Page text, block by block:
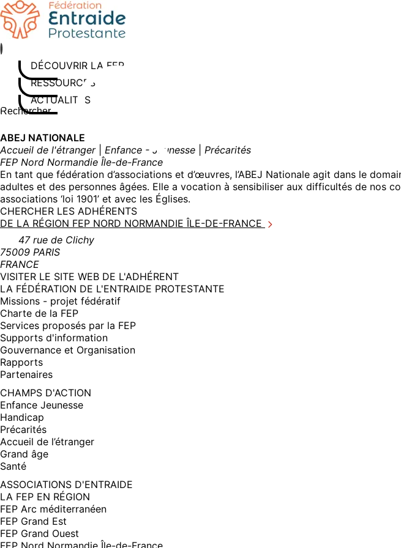
Aller
au
contenu
DÉCOUVRIR LA FEP
RESSOURCES
ACTUALITÉS
Rechercher sur le site
Saisissez au moins 3 caractères pour lancer la recherche
ABEJ NATIONALE
Accueil de l'étranger| Enfance - Jeunesse
Précarités
FEP Nord Normandie Île-de-France
En tant que fédération d’associations et d’œuvres, l’ABEJ Nationale agit dans le
adultes et des personnes âgées. Elle a vocation à sensibiliser aux difficultés de nos
associations ‘loi 1901’ et avec les Églises.
CHERCHER LES ADHÉRENTS
DE LA RÉGION FEP NORD NORMANDIE ÎLE-DE-FRANCE
47 rue de Clichy
75009 PARIS
FRANCE
VISITER LE SITE WEB DE L'ADHÉRENT(NOUVELLE
FENÊTRE)
LA FÉDÉRATION DE L'ENTRAIDE PROTESTANTE
Missions - projet fédératif
Charte de la FEP
Services proposés par la FEP
Supports d'information
Gouvernance et Organisation
Rapports
Partenaires
CHAMPS D'ACTION
Enfance Jeunesse
Handicap
Précarités
Accueil de l’étranger
Grand âge
Santé
ASSOCIATIONS D'ENTRAIDE
LA FEP EN RÉGION
FEP Arc méditerranéen
FEP Grand Est
FEP Grand Ouest
FEP Nord Normandie Île-de-France